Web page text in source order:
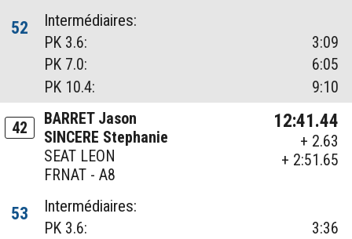
52
Intermédiaires:
PK 3.6:
3:09
PK 7.0:
6:05
PK 10.4:
9:10
42
BARRET Jason
SINCERE Stephanie
SEAT LEON
FRNAT - A8
12:41.44
+ 2.63
+ 2:51.65
53
Intermédiaires:
PK 3.6:
3:36